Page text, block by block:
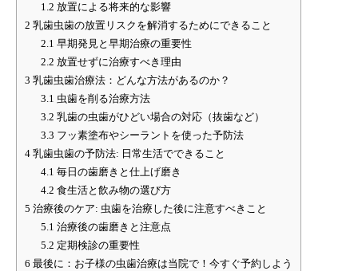
1.2 放置による将来的な影響
2 乳歯虫歯の放置リスクを解消するためにできること
2.1 早期発見と早期治療の重要性
2.2 放置せずに治療すべき理由
3 乳歯虫歯治療法：どんな方法があるのか？
3.1 虫歯を削る治療方法
3.2 乳歯の虫歯がひどい場合の対応（抜歯など）
3.3 フッ素塗布やシーラントを使った予防法
4 乳歯虫歯の予防法: 日常生活でできること
4.1 毎日の歯磨きと仕上げ磨き
4.2 食生活と飲み物の選び方
5 治療後のケア: 虫歯を治療した後に注意すべきこと
5.1 治療後の歯磨きと注意点
5.2 定期検診の重要性
6 最後に：お子様の虫歯治療は当院で！今すぐ予約しよう